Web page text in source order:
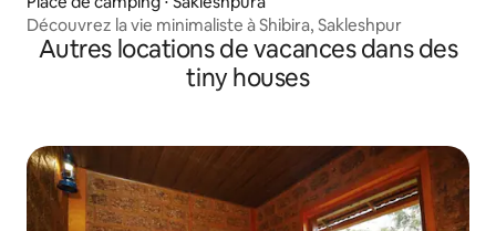
Découvrez la vie minimaliste à Shibira, Sakleshpur
Autres locations de vacances dans des
tiny houses